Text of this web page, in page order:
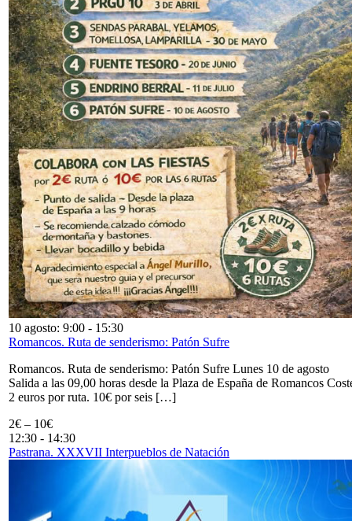
10 agosto: 9:00 - 15:30
Romancos. Ruta de senderismo: Patón Sufre
Romancos. Ruta de senderismo: Patón Sufre Lunes 10 de agosto
Salida a las 09,00 horas desde la Plaza de España de Romancos
2 euros por ruta. 10€ por seis […]
2€ – 10€
12:30 - 14:30
Pastrana. XXXVII Interpueblos de Natación